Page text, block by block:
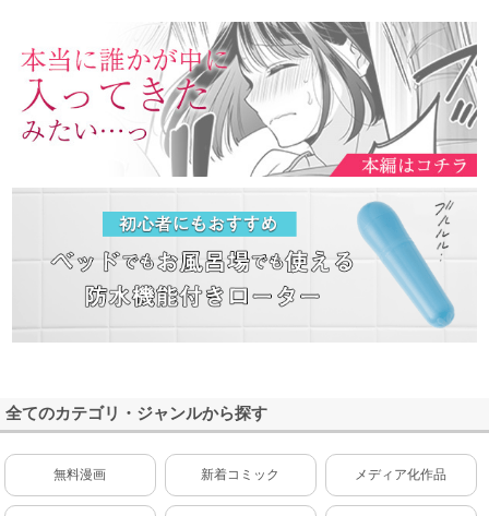
全てのカテゴリ・ジャンルから探す
無料漫画 新着コミック メディア化作品